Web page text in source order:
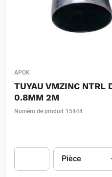
APOK
TUYAU VMZINC NTRL
0.8MM 2M
Numéro de produit 15444
Unité
Pièce